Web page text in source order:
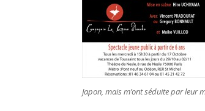
Japon, mais m’ont séduite par leur